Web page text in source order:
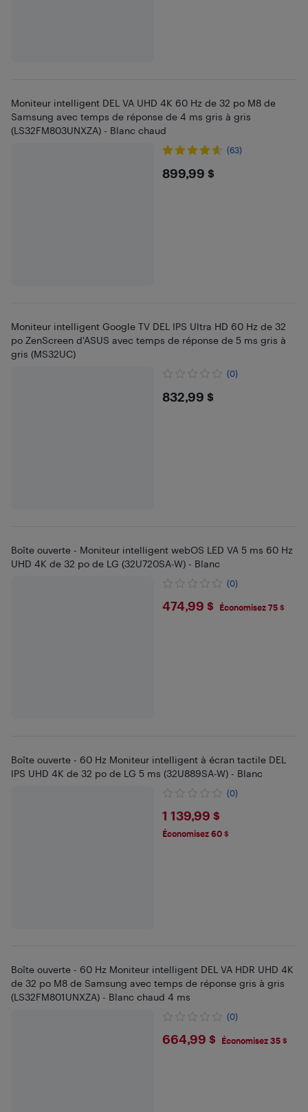
Moniteur intelligent DEL VA UHD 4K 60 Hz de 32 po M8 de
Samsung avec temps de réponse de 4 ms gris à gris
(LS32FM803UNXZA) - Blanc chaud
(63)
$899.99
899,99 $
Moniteur intelligent Google TV DEL IPS Ultra HD 60 Hz de 32
po ZenScreen d'ASUS avec temps de réponse de 5 ms gris à
gris (MS32UC)
(0)
$832.99
832,99 $
Boîte ouverte - Moniteur intelligent webOS LED VA 5 ms 60 Hz
UHD 4K de 32 po de LG (32U720SA-W) - Blanc
(0)
$474.99
474,99 $ Économisez 75 $
Boîte ouverte - 60 Hz Moniteur intelligent à écran tactile DEL
IPS UHD 4K de 32 po de LG 5 ms (32U889SA-W) - Blanc
(0)
$1139.99
1 139,99 $
Économisez 60 $
Boîte ouverte - 60 Hz Moniteur intelligent DEL VA HDR UHD 4K
de 32 po M8 de Samsung avec temps de réponse gris à gris
(LS32FM801UNXZA) - Blanc chaud 4 ms
(0)
$664.99
664,99 $ Économisez 35 $